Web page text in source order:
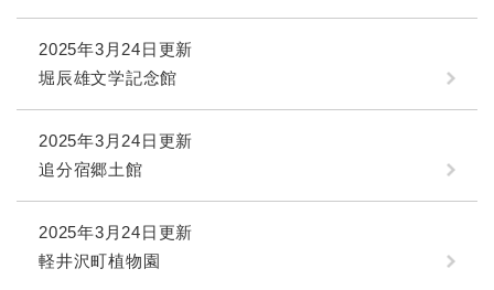
2025年3月24日更新
堀辰雄文学記念館
2025年3月24日更新
追分宿郷土館
2025年3月24日更新
軽井沢町植物園